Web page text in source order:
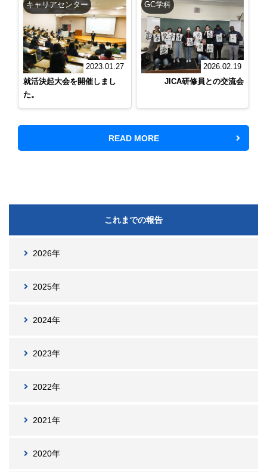
キャリアセンター
2023.01.27
就活決起大会を開催しまし
た。
GC学科
2026.02.19
JICA研修員との交流会
READ MORE
これまでの報告
2026年
2025年
2024年
2023年
2022年
2021年
2020年